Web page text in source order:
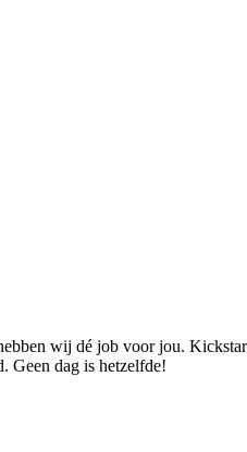
wij dé job voor jou.
Geen dag is hetzelfde!